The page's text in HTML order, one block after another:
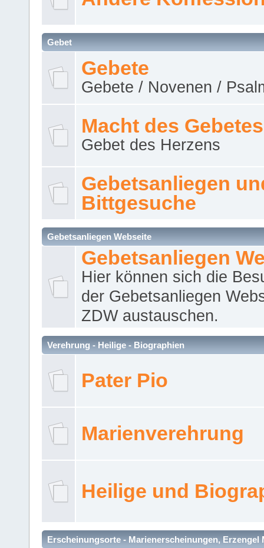
Gebet
Gebete
Gebete / Novenen /
Macht des Gebetes
Gebet des Herzens
Gebetsanliegen
Bittgesuche
Gebetsanliegen Webseite
Gebetsanliegen
Hier können sich die
der Gebetsanliegen
ZDW austauschen.
Verehrung - Heilige - Biographien
Pater Pio
Marienverehrung
Heilige und
Erscheinungsorte - Marienerscheinungen, Erzengel